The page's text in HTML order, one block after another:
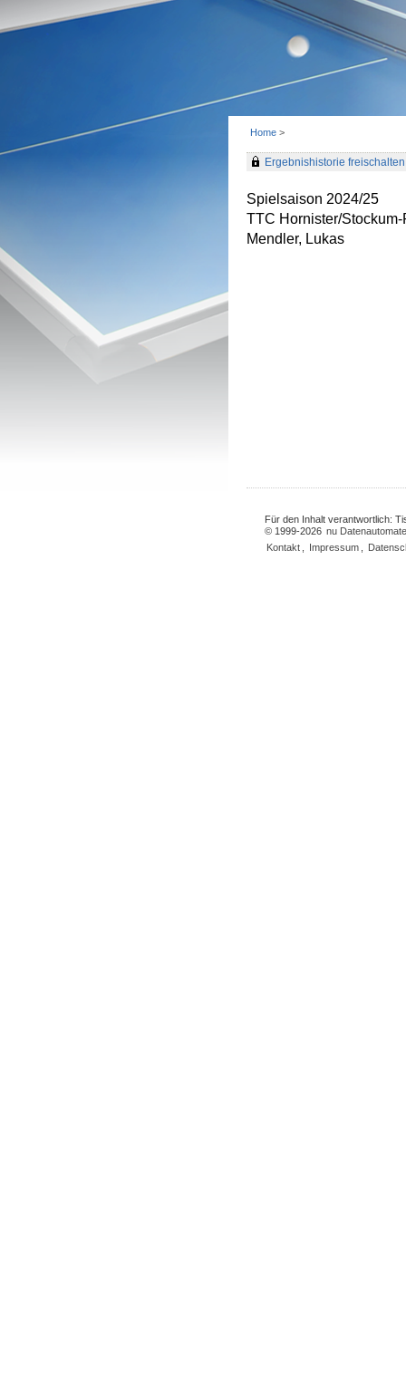
Home >
Ergebnishistorie freischalten
Spielsaison 2024/25
TTC Hornister/
Mendler, Lukas
Für den Inhalt verantwortlich:
© 1999-2026 nu
Kontakt
Impressum